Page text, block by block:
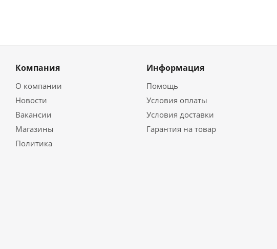
Компания
О компании
Новости
Вакансии
Магазины
Политика
Информация
Помощь
Условия оплаты
Условия доставки
Гарантия на товар